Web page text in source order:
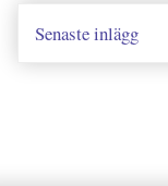
Senaste inlägg